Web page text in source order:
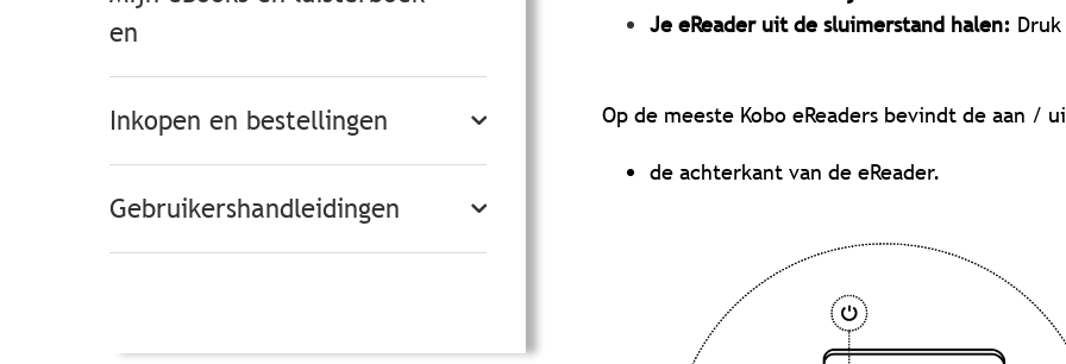
en
Inkopen en bestellingen
Gebruikershandleidingen
Je eReader uit de sluimerstand halen:
Op de meeste Kobo eReaders bevindt de aan /
de achterkant van de eReader.